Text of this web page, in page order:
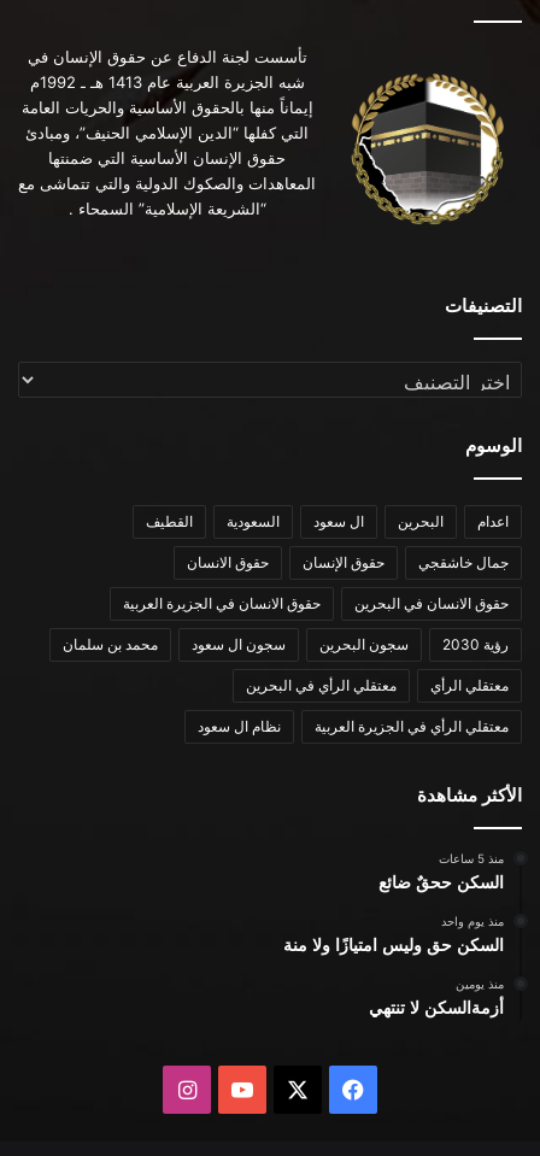
تأسست لجنة الدفاع عن حقوق الإنسان في
شبه الجزيرة العربية عام 1413 هـ ـ 1992م
إيماناً منها بالحقوق الأساسية والحريات العامة
التي كفلها “الدين الإسلامي الحنيف”، ومبادئ
حقوق الإنسان الأساسية التي ضمنتها
المعاهدات والصكوك الدولية والتي تتماشى مع
“الشريعة الإسلامية” السمحاء .
التصنيفات
التصنيفات
الوسوم
اعدام البحرين ال سعود السعودية القطيف
جمال خاشقجي حقوق الإنسان حقوق الانسان
حقوق الانسان في البحرين حقوق الانسان في الجزيرة العربية
رؤية 2030 سجون البحرين سجون ال سعود محمد بن سلمان
معتقلي الرأي معتقلي الرأي في البحرين
معتقلي الرأي في الجزيرة العربية نظام ال سعود
الأكثر مشاهدة
منذ 5 ساعات
السكن ححقٌ ضائع
منذ يوم واحد
السكن حق وليس امتيازًا ولا منة
منذ يومين
أزمةالسكن لا تنتهي
فيسبوك يوتيوبانستقرام